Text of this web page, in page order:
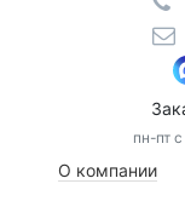
пн-пт
О компании